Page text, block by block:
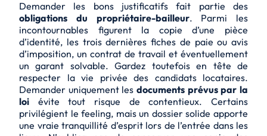
Demander les bons justificatifs fait partie des
obligations du propriétaire-bailleur. Parmi les
incontournables figurent la copie d’une pièce
d’identité, les trois dernières fiches de paie ou avis
d’imposition, un contrat de travail et éventuellement
un garant solvable. Gardez toutefois en tête de
respecter la vie privée des candidats locataires.
Demander uniquement les documents prévus par la
loi évite tout risque de contentieux. Certains
privilégient le feeling, mais un dossier solide apporte
une vraie tranquillité d’esprit lors de l’entrée dans les